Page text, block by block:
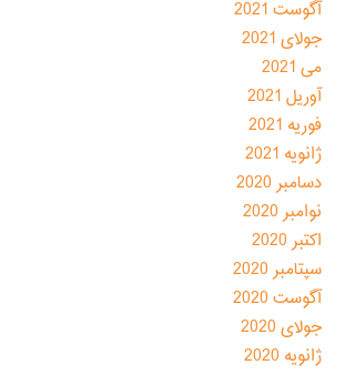
آگوست 2021
جولای 2021
می 2021
آوریل 2021
فوریه 2021
ژانویه 2021
دسامبر 2020
نوامبر 2020
اکتبر 2020
سپتامبر 2020
آگوست 2020
جولای 2020
ژانویه 2020